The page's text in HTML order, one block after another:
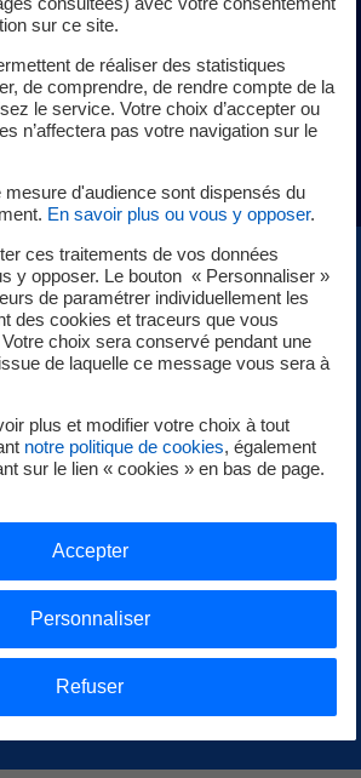
jumeaux numériques permettant
grâce à la réalité virtuelle, à des
de formation.
numériques
sur ce site.
de réaliser des statistiques
de comprendre, de rendre compte de la
le service. Votre choix d’accepter ou
n’affectera pas votre navigation sur le
d'audience sont dispensés du
En savoir plus ou vous y opposer.
ces traitements de vos données
y opposer. Le bouton « Personnaliser »
de paramétrer individuellement les
des cookies et traceurs que vous
choix sera conservé pendant une
de laquelle ce message vous sera à
plus et modifier votre choix à tout
notre politique de cookies, également
sur le lien « cookies » en bas de page.
Refuser
Personnaliser
Accepter